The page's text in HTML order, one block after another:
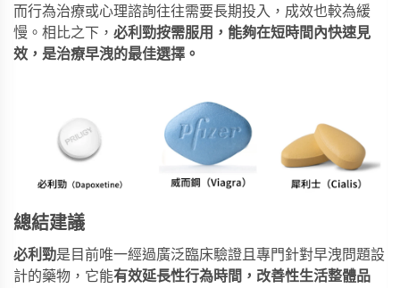
而行為治療或心理諮詢往往需要長期投入，成效也較為緩
慢。相比之下， 必利勁按需服用，能夠在短時間內快速見
效，是治療早洩的最佳選擇。
總結建議
必利勁是目前唯一經過廣泛臨床驗證且專門針對早洩問題設
計的藥物，它能有效延長性行為時間，改善性生活整體品